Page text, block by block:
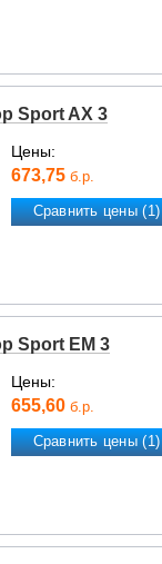
Sport AX 3
Цены:
673,75 б.р.
Сравнить цены (1)
Sport EM 3
Цены:
655,60 б.р.
Сравнить цены (1)